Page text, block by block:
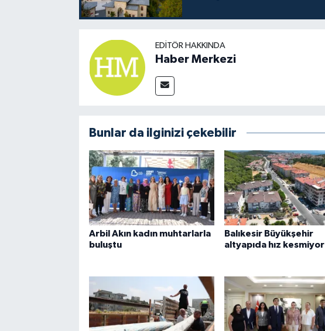
EDITÖR HAKKINDA
Haber Merkezi
Bunlar da ilginizi çekebilir
Arbil Akın kadın muhtarlarla
buluştu
Balıkesir Büyükşehir
altyapıda hız kesmiyor